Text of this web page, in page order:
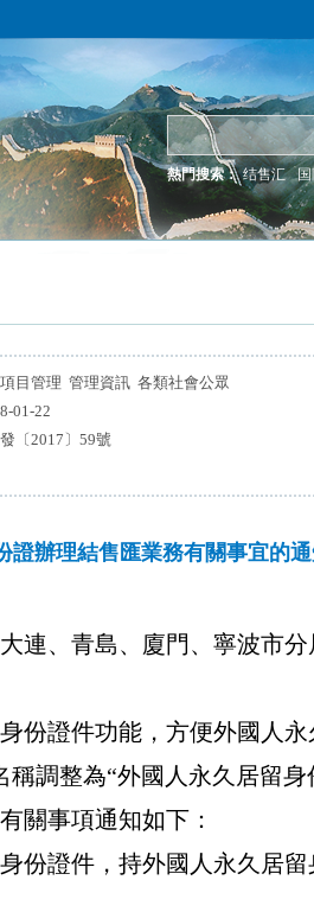
熱門搜索： 结售汇 国
目管理 管理資訊 各類社會公眾
01-22
〔2017〕59號
證辦理結售匯業務有關事宜的
連、青島、廈門、寧波市
份證件功能，方便外國人
調整為“外國人永久居留身
關事項通知如下：
份證件，持外國人永久居留